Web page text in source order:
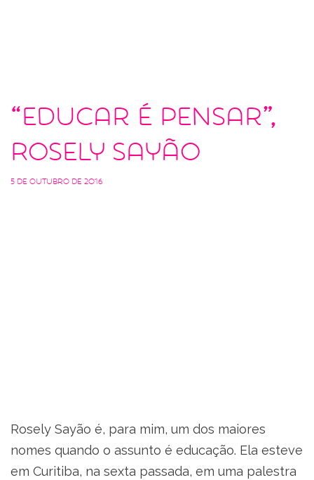
“Educar é pensar”,
Rosely Sayão
5 de outubro de 2016
Rosely Sayão é, para mim, um dos maiores
nomes quando o assunto é educação. Ela esteve
em Curitiba, na sexta passada, em uma palestra